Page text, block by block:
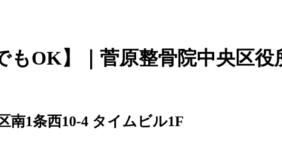
もOK】｜菅原整骨院中央区役
南1条西10-4 タイムビル1F